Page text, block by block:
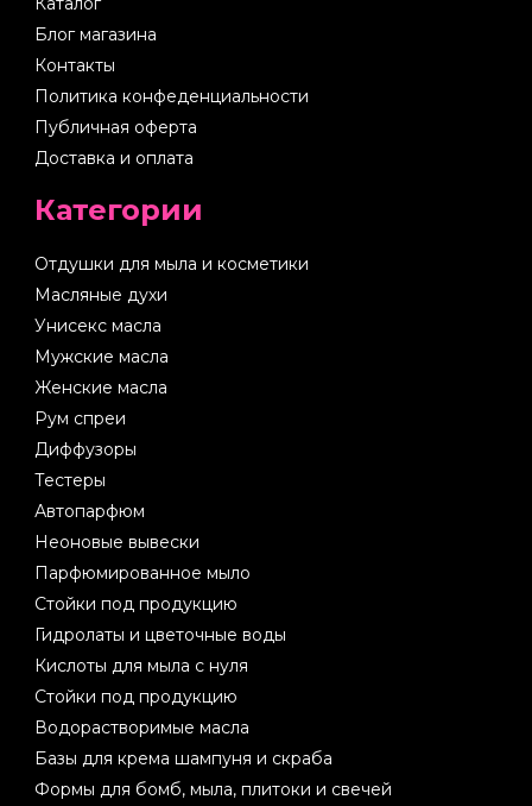
Блог магазина
Контакты
Политика конфеденциальности
Публичная оферта
Доставка и оплата
Категории
Отдушки для мыла и косметики
Масляные духи
Унисекс масла
Мужские масла
Женские масла
Рум спреи
Диффузоры
Тестеры
Автопарфюм
Неоновые вывески
Парфюмированное мыло
Стойки под продукцию
Гидролаты и цветочные воды
Кислоты для мыла с нуля
Стойки под продукцию
Водорастворимые масла
Базы для крема шампуня и скраба
Формы для бомб, мыла, плитоки и свечей